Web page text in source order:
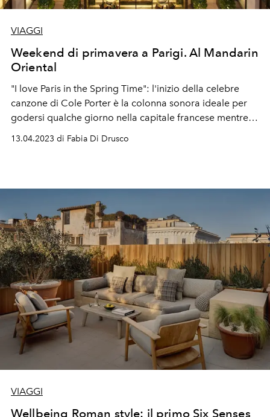
VIAGGI
Weekend di primavera a Parigi. Al Mandarin
Oriental
"I love Paris in the Spring Time": l'inizio della celebre
canzone di Cole Porter è la colonna sonora ideale per
godersi qualche giorno nella capitale francese mentre
parchi e giardini sono in fiore. Come l'inner garden del
13.04.2023 di Fabia Di Drusco
VIAGGI
Wellbeing Roman style: il primo Six Senses